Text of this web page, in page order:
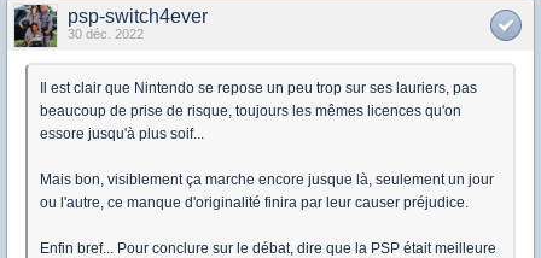
psp-switch4ever
30 déc. 2022
Il est clair que Nintendo se repose un peu trop sur ses lauriers, pas
beaucoup de prise de risque, toujours les mêmes licences qu'on
essore jusqu'à plus soif...
Mais bon, visiblement ça marche encore jusque là, seulement un jour
ou l'autre, ce manque d'originalité finira par leur causer préjudice.
Enfin bref... Pour conclure sur le débat, dire que la PSP était meilleure